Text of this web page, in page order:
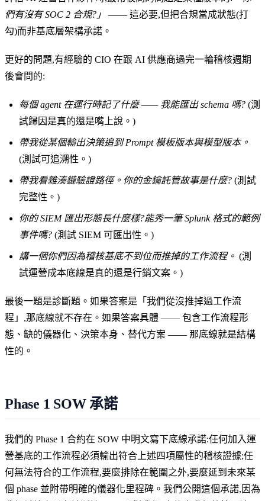
們有沒有 SOC 2 合規?」
—— 這必要,但把合規當成狀態(打
勾)而非基底層架構承諾。
更好的問題,有經驗的 CIO 在跟 AI 供應商過完一輪稽核週期
後會問的:
每個 agent 在運行時記了什麼 —— 我能匯出 schema 嗎? (測
試歸因是真的還是嘴上說。)
帶我從某個輸出決策追到 Prompt 模板版本與模型版本。
(測試可追溯性。)
帶我看雜湊鏈驗證路徑。你的金鑰託管故事是什麼? (測試
完整性。)
你的 SIEM 匯出形態長什麼樣?能秀一筆 Splunk 格式的範例
事件嗎? (測試 SIEM 可匯出性。)
講一個你們因為稽核基底不到位而推掉的工作流程。 (測
試運營成本底線是真的還是行銷文案。)
最後一題是診斷題。如果答案是「我們從沒推掉過工作流
程」,那底線就不存在。如果答案具體 —— 包含工作流程形
態、缺的儀器化、決策本身、替代方案 —— 那底線就是結構
性的。
Phase 1 SOW 承諾
我們的 Phase 1 合約在 SOW 中明文寫下底線承諾:任何加入運
營基底的工作流程必須輸出符合上述四項屬性的稽核證據;任
何無法符合的工作流程,要麼排除在範圍之外,要麼延到未來某
個 phase 並附帶明確的儀器化里程碑。我們公開這個承諾,因為